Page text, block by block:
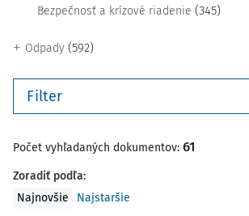
Bezpečnosť a krízové riadenie (345)
Odpady (592)
Filter
Počet vyhľadaných dokumentov: 61
Zoradiť podľa:
Najnovšie
Najstaršie